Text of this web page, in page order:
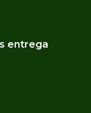
entrega